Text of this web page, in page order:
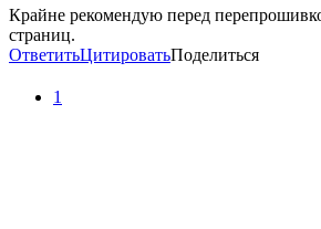
Крайне рекомендую перед
страниц.
ОтветитьЦитироватьПоделиться
1